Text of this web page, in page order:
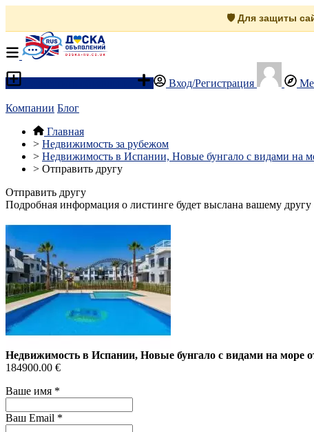
🛡️ Для защиты
Вход/Регистрация
Компании Блог
Главная
> Недвижимость за рубежом
> Недвижимость в Испании, Новые бунгало с видами на
> Отправить другу
Отправить другу
Подробная информация о листинге будет выслана вашему другу
Недвижимость в Испании, Новые бунгало с видами на море
184900.00 €
Ваше имя *
Ваш Email *